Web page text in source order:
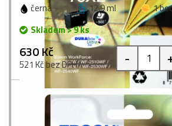
černá 12,9 ml
1
Skladem > 9 ks
630 Kč
521 Kč bez DPH -